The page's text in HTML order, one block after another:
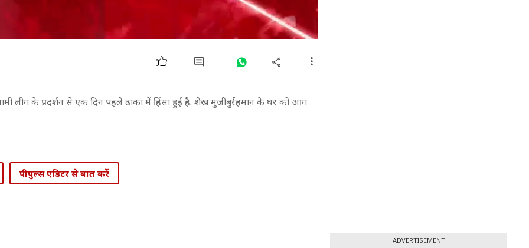
लीग के प्रदर्शन से एक दिन पहले ढाका में हिंसा हुई है. शेख मुजीबुर्रहमान के घर को आग
पीपुल्स एडिटर से बात करें
ADVERTISEMENT